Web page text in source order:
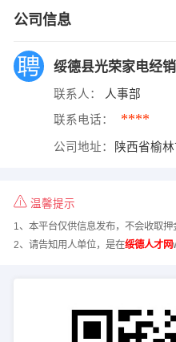
公司信息
绥德县光荣家电经
联系人： 人事部
联系电话： ****
公司地址： 陕西省榆
温馨提示
1、本平台仅供信息发布，不会收取押
2、请告知用人单位，是在绥德人才网